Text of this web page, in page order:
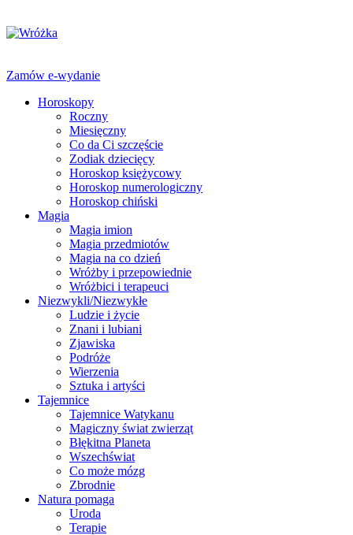
Zamów e-wydanie
Horoskopy
Roczny
Miesięczny
Co da Ci szczęście
Zodiak dziecięcy
Horoskop księżycowy
Horoskop numerologiczny
Horoskop chiński
Magia
Magia imion
Magia przedmiotów
Magia na co dzień
Wróżby i przepowiednie
Wróżbici i terapeuci
Niezwykli/Niezwykłe
Ludzie i życie
Znani i lubiani
Zjawiska
Podróże
Wierzenia
Sztuka i artyści
Tajemnice
Tajemnice Watykanu
Magiczny świat zwierząt
Błękitna Planeta
Wszechświat
Co może mózg
Zbrodnie
Natura pomaga
Uroda
Terapie